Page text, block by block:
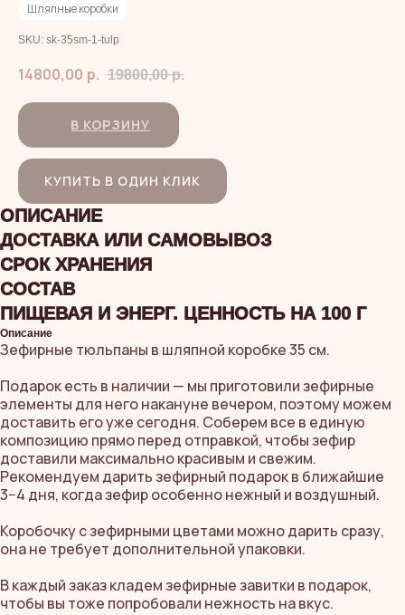
Шляпные коробки
SKU: sk-35sm-1-tulp
14800,00 р. 19800,00 р.
В КОРЗИНУ
КУПИТЬ В ОДИН КЛИК
ОПИСАНИЕ
ДОСТАВКА ИЛИ САМОВЫВОЗ
СРОК ХРАНЕНИЯ
СОСТАВ
ПИЩЕВАЯ И ЭНЕРГ. ЦЕННОСТЬ НА 100 Г
Описание
Зефирные тюльпаны в шляпной коробке 35 см.
Подарок есть в наличии — мы приготовили зефирные
элементы для него накануне вечером, поэтому можем
доставить его уже сегодня. Соберем все в единую
композицию прямо перед отправкой, чтобы зефир
доставили максимально красивым и свежим.
Рекомендуем дарить зефирный подарок в ближайшие
3−4 дня, когда зефир особенно нежный и воздушный.
Коробочку с зефирными цветами можно дарить сразу,
она не требует дополнительной упаковки.
В каждый заказ кладем зефирные завитки в подарок,
чтобы вы тоже попробовали нежность на вкус.